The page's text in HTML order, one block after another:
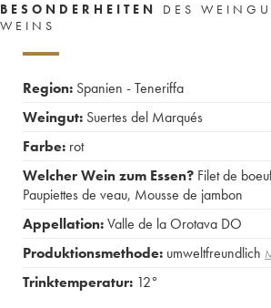
BESONDERHEITEN
DES
WEINS
Region: Spanien - Teneriffa
Weingut: Suertes del Marqués
Farbe: rot
Welcher Wein zum Essen? Filet de
Paupiettes de veau, Mousse de jambon
Appellation:Valle de la Orotava DO
Produktionsmethode: umweltfreundlich
Trinktemperatur: 12°